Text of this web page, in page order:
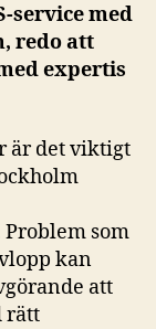
service med
redo att
expertis
är det viktigt
som
kan
att
rätt